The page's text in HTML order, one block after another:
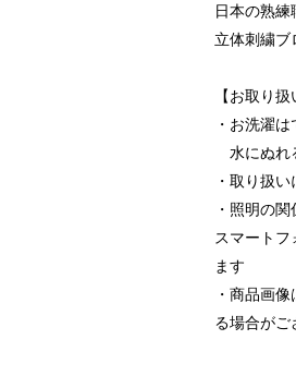
日本の熟練
立体刺繍ブ
【お取り
・お洗濯
水にぬれ
・取り扱
・照明の
スマート
ます
・商品画
る場合がご